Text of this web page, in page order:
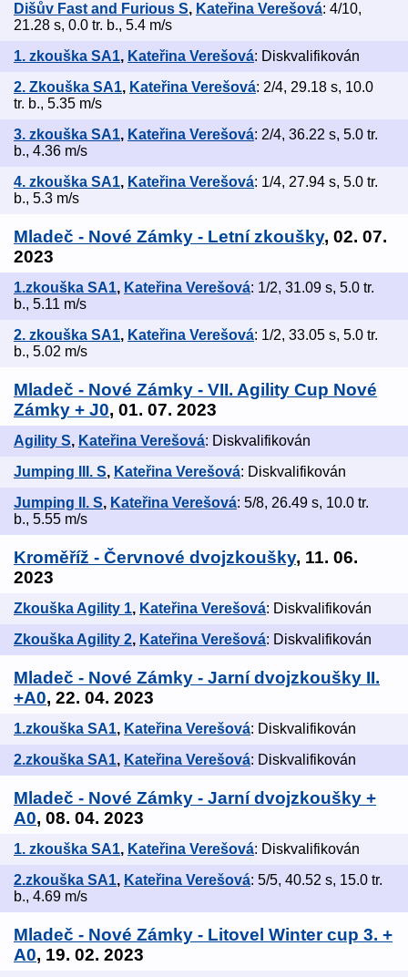
Dišův Fast and Furious S, Kateřina Verešová: 4/10,
21.28 s, 0.0 tr. b., 5.4 m/s
1. zkouška SA1, Kateřina Verešová: Diskvalifikován
2. Zkouška SA1, Kateřina Verešová: 2/4, 29.18 s, 10.0
tr. b., 5.35 m/s
3. zkouška SA1, Kateřina Verešová: 2/4, 36.22 s, 5.0 tr.
b., 4.36 m/s
4. zkouška SA1, Kateřina Verešová: 1/4, 27.94 s, 5.0 tr.
b., 5.3 m/s
Mladeč - Nové Zámky - Letní zkoušky, 02. 07.
2023
1.zkouška SA1, Kateřina Verešová: 1/2, 31.09 s, 5.0 tr.
b., 5.11 m/s
2. zkouška SA1, Kateřina Verešová: 1/2, 33.05 s, 5.0 tr.
b., 5.02 m/s
Mladeč - Nové Zámky - VII. Agility Cup Nové
Zámky + J0, 01. 07. 2023
Agility S, Kateřina Verešová: Diskvalifikován
Jumping III. S, Kateřina Verešová: Diskvalifikován
Jumping II. S, Kateřina Verešová: 5/8, 26.49 s, 10.0 tr.
b., 5.55 m/s
Kroměříž - Červnové dvojzkoušky, 11. 06.
2023
Zkouška Agility 1, Kateřina Verešová: Diskvalifikován
Zkouška Agility 2, Kateřina Verešová: Diskvalifikován
Mladeč - Nové Zámky - Jarní dvojzkoušky II.
+A0, 22. 04. 2023
1.zkouška SA1, Kateřina Verešová: Diskvalifikován
2.zkouška SA1, Kateřina Verešová: Diskvalifikován
Mladeč - Nové Zámky - Jarní dvojzkoušky +
A0, 08. 04. 2023
1. zkouška SA1, Kateřina Verešová: Diskvalifikován
2.zkouška SA1, Kateřina Verešová: 5/5, 40.52 s, 15.0 tr.
b., 4.69 m/s
Mladeč - Nové Zámky - Litovel Winter cup 3. +
A0, 19. 02. 2023